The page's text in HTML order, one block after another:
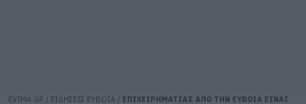
EVIMA.GR / ΕΙΔΗΣΕΙΣ ΕΥΒΟΙΑ / ΕΠΙΧΕΙΡΗΜΑΤΙΑΣ ΑΠΟ ΤΗΝ ΕΥΒΟΙΑ ΕΙΝΑΙ